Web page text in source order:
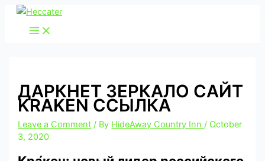
Skip
content
ДАРКНЕТ ЗЕРКАЛО САЙТ
KRAKEN ССЫЛКА
Leave a Comment / By HideAway Country Inn/ October
3, 2020